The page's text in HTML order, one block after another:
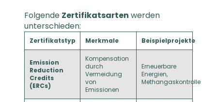
Folgende Zertifikatsarten werden
unterschieden:
Zertifikatstyp Merkmale Beispielprojekte
Emission
Reduction
Credits
(ERCs)
Kompensation
durch
Vermeidung
von
Emissionen
Erneuerbare
Energien,
Methangaskontrolle